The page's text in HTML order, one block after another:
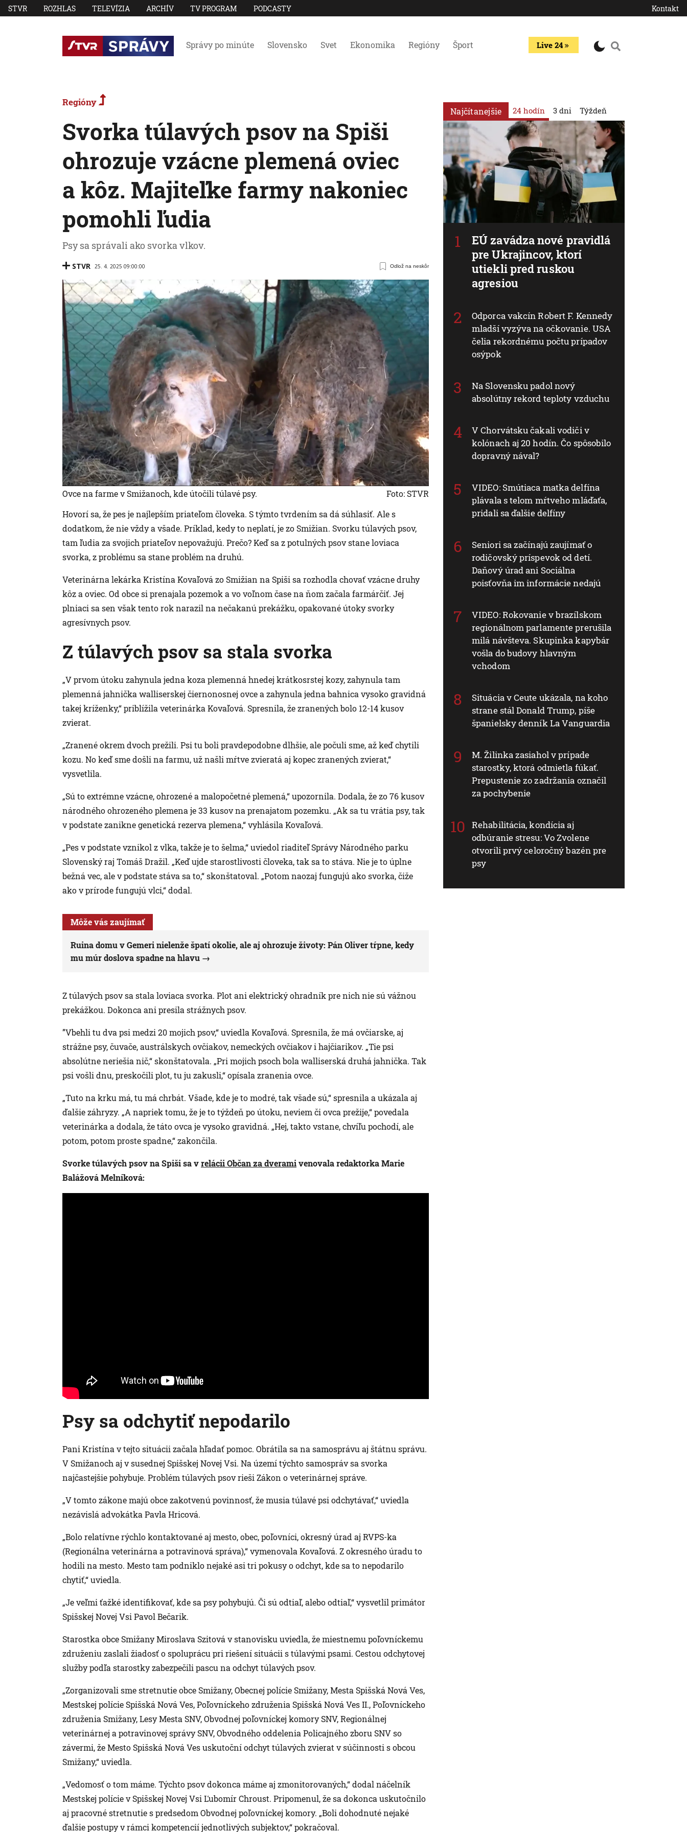
STVR ROZHLAS TELEVÍZIA ARCHÍV TV PROGRAM PODCASTY Kontakt
Správy po minúte Slovensko Svet Ekonomika Regióny Šport Live 24
Regióny
Svorka túlavých psov na Spiši
ohrozuje vzácne plemená oviec
a kôz. Majiteľke farmy nakoniec
pomohli ľudia
Psy sa správali ako svorka vlkov.
STVR 25. 4. 2025 09:00:00 Odlož na neskôr
Ovce na farme v Smižanoch, kde útočili túlavé psy.
Foto: STVR
Hovorí sa, že pes je najlepším priateľom človeka. S týmto tvrdením sa dá súhlasiť. Ale s
dodatkom, že nie vždy a všade. Príklad, kedy to neplatí, je zo Smižian. Svorku túlavých psov,
tam ľudia za svojich priateľov nepovažujú. Prečo? Keď sa z potulných psov stane loviaca
svorka, z problému sa stane problém na druhú.
Veterinárna lekárka Kristína Kovaľová zo Smižian na Spiši sa rozhodla chovať vzácne druhy
kôz a oviec. Od obce si prenajala pozemok a vo voľnom čase na ňom začala farmárčiť. Jej
plniaci sa sen však tento rok narazil na nečakanú prekážku, opakované útoky svorky
agresívnych psov.
Z túlavých psov sa stala svorka
„V prvom útoku zahynula jedna koza plemenná hnedej krátkosrstej kozy, zahynula tam
plemenná jahnička walliserskej čiernonosnej ovce a zahynula jedna bahnica vysoko gravidná
takej kríženky,“ priblížila veterinárka Kovaľová. Spresnila, že zranených bolo 12-14 kusov
zvierat.
„Zranené okrem dvoch prežili. Psi tu boli pravdepodobne dlhšie, ale počuli sme, až keď chytili
kozu. No keď sme došli na farmu, už našli mŕtve zvieratá aj kopec zranených zvierat,“
vysvetlila.
„Sú to extrémne vzácne, ohrozené a malopočetné plemená,“ upozornila. Dodala, že zo 76 kusov
národného ohrozeného plemena je 33 kusov na prenajatom pozemku. „Ak sa tu vrátia psy, tak
v podstate zanikne genetická rezerva plemena,“ vyhlásila Kovaľová.
„Pes v podstate vznikol z vlka, takže je to šelma,“ uviedol riaditeľ Správy Národného parku
Slovenský raj Tomáš Dražil. „Keď ujde starostlivosti človeka, tak sa to stáva. Nie je to úplne
bežná vec, ale v podstate stáva sa to,“ skonštatoval. „Potom naozaj fungujú ako svorka, čiže
ako v prírode fungujú vlci,“ dodal.
Môže vás zaujímať
Ruina domu v Gemeri nielenže špatí okolie, ale aj ohrozuje životy: Pán Oliver tŕpne, kedy
mu múr doslova spadne na hlavu
Z túlavých psov sa stala loviaca svorka. Plot ani elektrický ohradník pre nich nie sú vážnou
prekážkou. Dokonca ani presila strážnych psov.
”Vbehli tu dva psi medzi 20 mojich psov,“ uviedla Kovaľová. Spresnila, že má ovčiarske, aj
strážne psy, čuvače, austrálskych ovčiakov, nemeckých ovčiakov i hajčiarikov. „Tie psi
absolútne neriešia nič,“ skonštatovala. „Pri mojich psoch bola walliserská druhá jahnička. Tak
psi vošli dnu, preskočili plot, tu ju zakusli,“ opísala zranenia ovce.
„Tuto na krku má, tu má chrbát. Všade, kde je to modré, tak všade sú,“ spresnila a ukázala aj
ďalšie záhryzy. „A napriek tomu, že je to týždeň po útoku, neviem či ovca prežije,“ povedala
veterinárka a dodala, že táto ovca je vysoko gravidná. „Hej, takto vstane, chvíľu pochodí, ale
potom, potom proste spadne,“ zakončila.
Svorke túlavých psov na Spiši sa vrelácii Občan za dveramivenovala redaktorka Marie
Balážová Melníková:
Psy sa odchytiť nepodarilo
Pani Kristína v tejto situácii začala hľadať pomoc. Obrátila sa na samosprávu aj štátnu správu.
V Smižanoch aj v susednej Spišskej Novej Vsi. Na území týchto samospráv sa svorka
najčastejšie pohybuje. Problém túlavých psov rieši Zákon o veterinárnej správe.
„V tomto zákone majú obce zakotvenú povinnosť, že musia túlavé psi odchytávať,“ uviedla
nezávislá advokátka Pavla Hricová.
„Bolo relatívne rýchlo kontaktované aj mesto, obec, poľovníci, okresný úrad aj RVPS-ka
(Regionálna veterinárna a potravinová správa),“ vymenovala Kovaľová. Z okresného úradu to
hodili na mesto. Mesto tam podniklo nejaké asi tri pokusy o odchyt, kde sa to nepodarilo
chytiť,“ uviedla.
„Je veľmi ťažké identifikovať, kde sa psy pohybujú. Či sú odtiaľ, alebo odtiaľ,“ vysvetlil primátor
Spišskej Novej Vsi Pavol Bečarik.
Starostka obce Smižany Miroslava Szitová v stanovisku uviedla, že miestnemu poľovníckemu
združeniu zaslali žiadosť o spoluprácu pri riešení situácii s túlavými psami. Cestou odchytovej
služby podľa starostky zabezpečili pascu na odchyt túlavých psov.
„Zorganizovali sme stretnutie obce Smižany, Obecnej polície Smižany, Mesta Spišská Nová Ves,
Mestskej polície Spišská Nová Ves, Poľovníckeho združenia Spišská Nová Ves II., Poľovníckeho
združenia Smižany, Lesy Mesta SNV, Obvodnej poľovníckej komory SNV, Regionálnej
veterinárnej a potravinovej správy SNV, Obvodného oddelenia Policajného zboru SNV so
závermi, že Mesto Spišská Nová Ves uskutoční odchyt túlavých zvierat v súčinnosti s obcou
Smižany,“ uviedla.
„Vedomosť o tom máme. Týchto psov dokonca máme aj zmonitorovaných,“ dodal náčelník
Mestskej polície v Spišskej Novej Vsi Ľubomír Chroust. Pripomenul, že sa dokonca uskutočnilo
aj pracovné stretnutie s predsedom Obvodnej poľovníckej komory. „Boli dohodnuté nejaké
ďalšie postupy v rámci kompetencií jednotlivých subjektov,“ pokračoval.
Najčítanejšie 24 hodín
EÚ zavádza nové pravidlá
pre Ukrajincov, ktorí
utiekli pred ruskou
agresiou
Odporca vakcín Robert F. Kennedy
mladší vyzýva na očkovanie. USA
čelia rekordnému počtu prípadov
osýpok
Na Slovensku padol nový
absolútny rekord teploty vzduchu
V Chorvátsku čakali vodiči v
kolónach aj 20 hodín. Čo spôsobilo
dopravný nával?
VIDEO: Smútiaca matka delfína
plávala s telom mŕtveho mláďaťa,
pridali sa ďalšie delfíny
Seniori sa začínajú zaujímať o
rodičovský príspevok od detí.
Daňový úrad ani Sociálna
poisťovňa im informácie nedajú
VIDEO: Rokovanie v brazílskom
regionálnom parlamente prerušila
milá návšteva. Skupinka kapybár
vošla do budovy hlavným
vchodom
Situácia v Ceute ukázala, na koho
strane stál Donald Trump, píše
španielsky denník La Vanguardia
M. Žilinka zasiahol v prípade
starostky, ktorá odmietla fúkať.
Prepustenie zo zadržania označil
za pochybenie
Rehabilitácia, kondícia aj
odbúranie stresu: Vo Zvolene
otvorili prvý celoročný bazén pre
psy
3 dni Týždeň